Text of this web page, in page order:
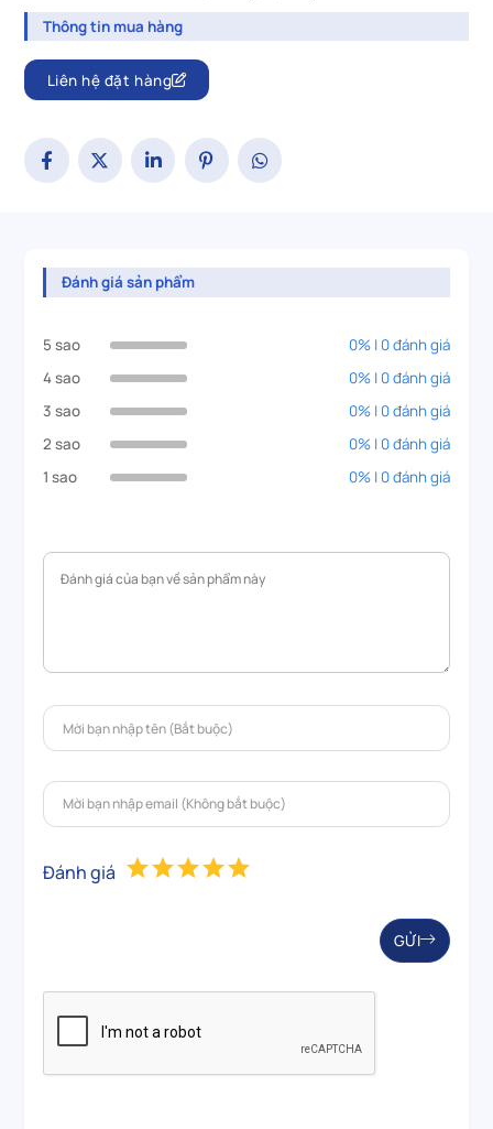
Thông tin mua hàng
Liên hệ đặt hàng
Đánh giá sản phẩm
5 sao
0% | 0 đánh giá
4 sao
0% | 0 đánh giá
3 sao
0% | 0 đánh giá
2 sao
0% | 0 đánh giá
1 sao
0% | 0 đánh giá
Đánh giá
GỬI